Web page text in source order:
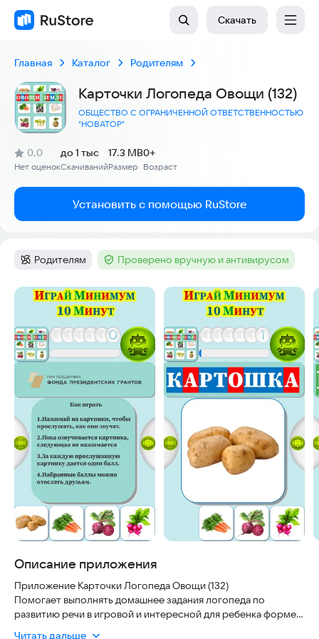
Скачать
Главная Каталог Родителям
Карточки Логопеда Овощи (132)
ОБЩЕСТВО С ОГРАНИЧЕННОЙ ОТВЕТСТВЕННОСТЬЮ
"НОВАТОР"
Рейтинг:
0,0
(
Нет оценок
)
Скачиваний
до 1 тыс
Размер
17.3 MB
Возраст
0+
Установить с помощью RuStore
Категория:
Родителям Тег :Проверено вручную и антивирусом
Скриншоты
Описание приложения
Приложение Карточки Логопеда Овощи (132)
Помогает выполнять домашнее задания логопеда по
развитию речи в игровой и интересной для ребенка форме.
Читать дальше